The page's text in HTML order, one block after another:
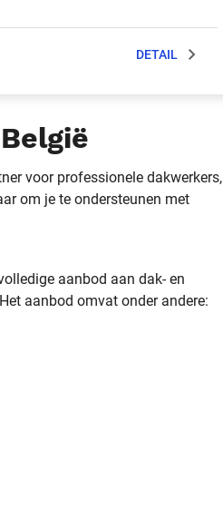
DETAIL
voor professionele dakwerkers,
om je te ondersteunen met
aanbod aan dak- en
aanbod omvat onder andere: